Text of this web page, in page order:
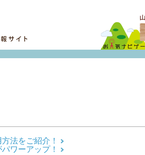
法をご紹介！
ワーアップ！